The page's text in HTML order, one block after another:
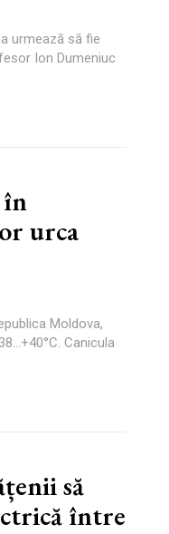
urmează să fie
Ion Dumeniuc
în
urca
Moldova,
Canicula
să
între